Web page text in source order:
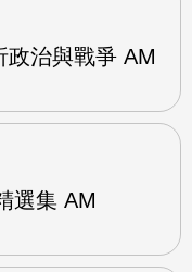
政治與戰爭 AM
選集 AM